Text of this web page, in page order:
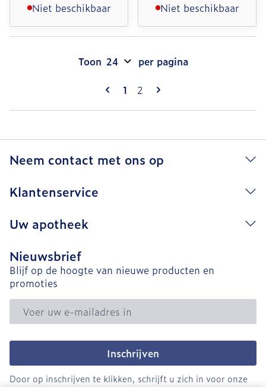
Niet beschikbaar Niet beschikbaar
Pagina's
U lees momenteel pagina
1 Pagina
2
Toon per pagina
Neem contact met ons op
Klantenservice
Uw apotheek
Nieuwsbrief
Blijf op de hoogte van nieuwe producten en
promoties
E-mail adres
Inschrijven
Door op inschrijven te klikken, schrijft u zich in voor onze